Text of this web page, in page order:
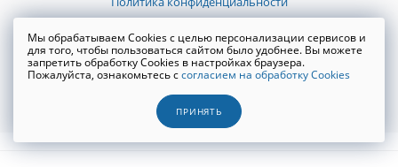
Создание сайта WRP
Мы обрабатываем Cookies с целью персонализации сервисов и
для того, чтобы пользоваться сайтом было удобнее. Вы можете
запретить обработку Cookies в настройках браузера.
Пожалуйста, ознакомьтесь ссогласием на обработку Cookies
ПРИНЯТЬ